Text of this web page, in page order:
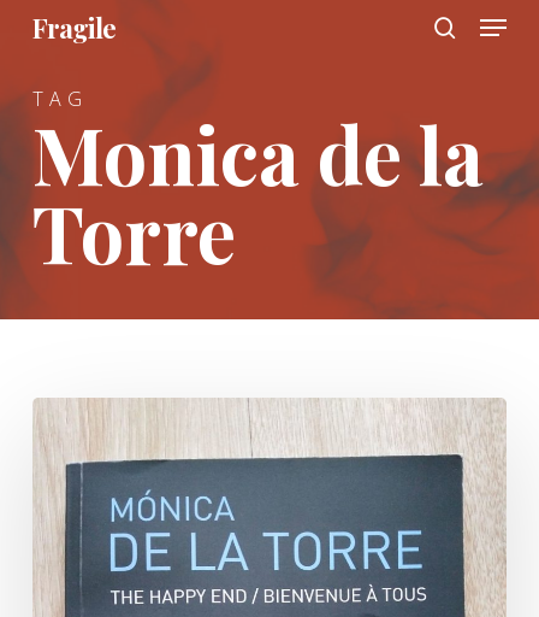
Skip
content
Fragile Menu
TAG
Monica de la
Torre
Langage
corporate